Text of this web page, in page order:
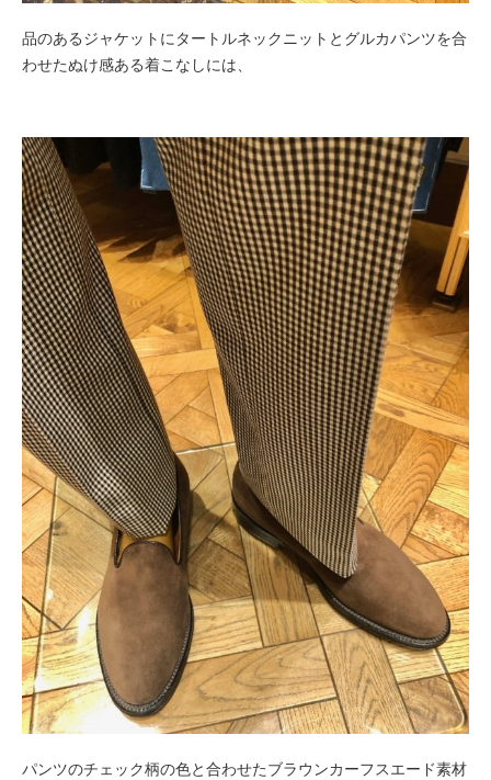
品のあるジャケットにタートルネックニットとグルカパンツを合
わせたぬけ感ある着こなしには、
パンツのチェック柄の色と合わせたブラウンカーフスエード素材